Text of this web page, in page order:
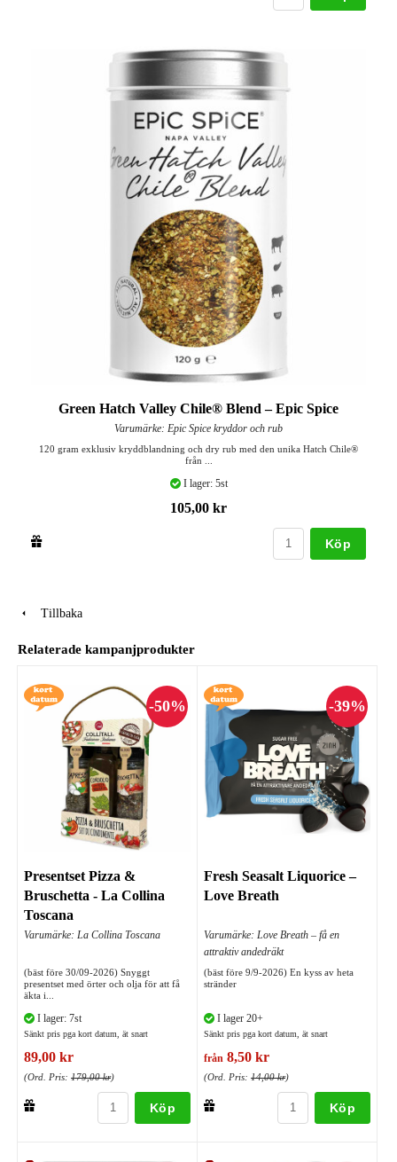
Green Hatch Valley Chile® Blend – Epic Spice
Varumärke: Epic Spice kryddor och rub
120 gram exklusiv kryddblandning och dry rub med den unika Hatch Chile®
från ...
I lager: 5st
105,00 kr
Köp
Tillbaka
Relaterade kampanjprodukter
Presentset Pizza &
Bruschetta - La Collina
Toscana
Varumärke: La Collina Toscana
(bäst före 30/09-2026) Snyggt
presentset med örter och olja för att få
äkta i...
I lager: 7st
Sänkt pris pga kort datum, ät snart
89,00 kr
(Ord. Pris: 179,00 kr)
Köp
Fresh Seasalt Liquorice –
Love Breath
Varumärke: Love Breath – få en
attraktiv andedräkt
(bäst före 9/9-2026) En kyss av heta
stränder
I lager 20+
Sänkt pris pga kort datum, ät snart
från 8,50 kr
(Ord. Pris: 14,00 kr)
Köp